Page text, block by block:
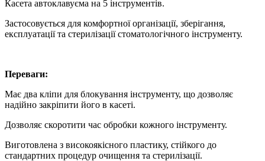
Касета автоклавуєма на 5 інструментів.
Застосовується для комфортної організації, зберігання,
експлуатації та стерилізації стоматологічного інструменту.
Переваги:
Має два кліпи для блокування інструменту, що дозволяє
надійно закріпити його в касеті.
Дозволяє скоротити час обробки кожного інструменту.
Виготовлена з високоякісного пластику, стійкого до
стандартних процедур очищення та стерилізації.